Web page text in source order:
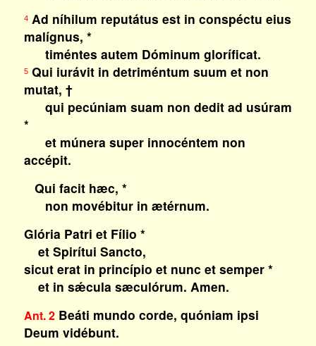
4Ad níhilum reputátus est in conspéctu eius
malígnus, *
timéntes autem Dóminum gloríficat.
5Qui iurávit in detriméntum suum et non
mutat, †
qui pecúniam suam non dedit ad usúram
*
et múnera super innocéntem non
accépit.
Qui facit hæc, *
non movébitur in ætérnum.
Glória Patri et Fílio *
et Spirítui Sancto,
sicut erat in princípio et nunc et semper *
et in sǽcula sæculórum. Amen.
Ant. 2Beáti mundo corde, quóniam ipsi
Deum vidébunt.